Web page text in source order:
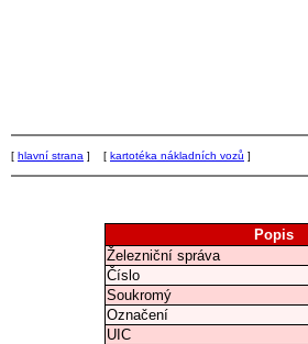
[ hlavní strana ] [ kartotéka nákladních vozů ]
Popis
Železniční správa
Číslo
Soukromý
Označení
UIC